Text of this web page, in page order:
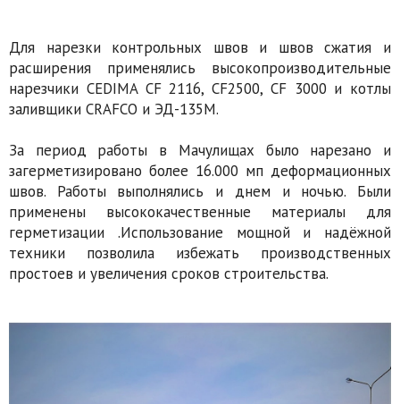
Для нарезки контрольных швов и швов сжатия и
расширения применялись высокопроизводительные
нарезчики CEDIMA CF 2116, CF2500, CF 3000 и котлы
заливщики CRAFCO и ЭД-135М.
За период работы в Мачулищах было нарезано и
загерметизировано более 16.000 мп деформационных
швов. Работы выполнялись и днем и ночью. Были
применены высококачественные материалы для
герметизации .Использование мощной и надёжной
техники позволила избежать производственных
простоев и увеличения сроков строительства.